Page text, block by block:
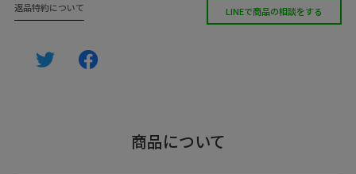
返品特約について LINEで商品の相談をする
商品について